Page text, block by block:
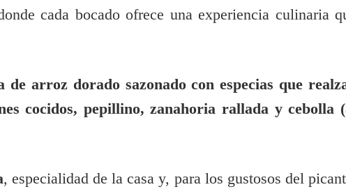
cada bocado ofrece una experiencia culinaria
de arroz dorado sazonado con especias que
cocidos, pepillino, zanahoria rallada y cebolla
, especialidad de la casa y, para los gustosos del